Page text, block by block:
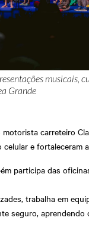
musicais,
Grande
carreteiro
e fortaleceram
participa das
trabalha em
seguro,